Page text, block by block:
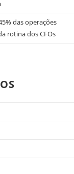
das operações
rotina dos CFOs